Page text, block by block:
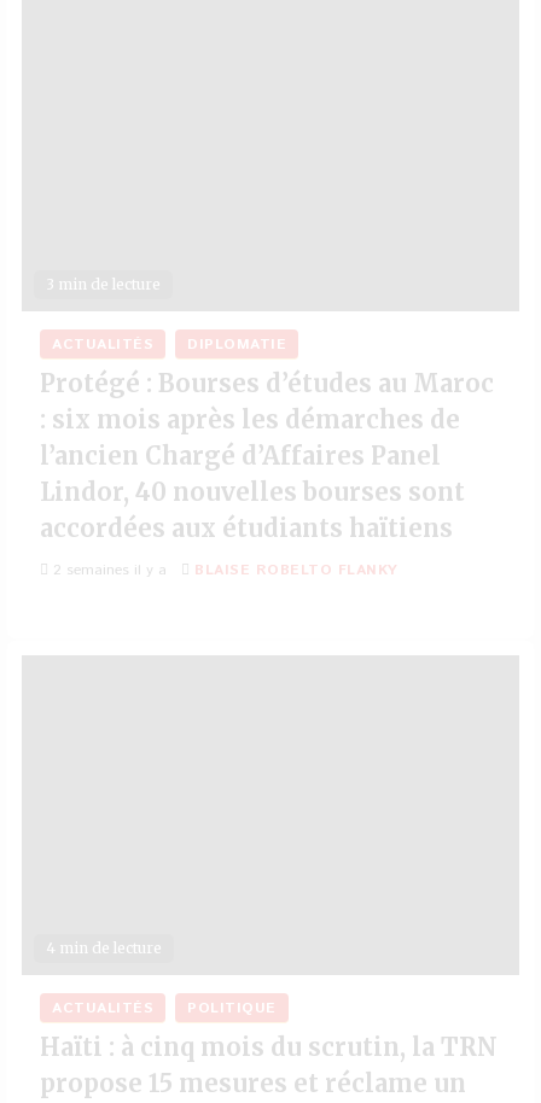
3 min de lecture
ACTUALITÉS DIPLOMATIE
Protégé : Bourses d’études au Maroc
: six mois après les démarches de
l’ancien Chargé d’Affaires Panel
Lindor, 40 nouvelles bourses sont
accordées aux étudiants haïtiens
2 semaines il y a BLAISE ROBELTO FLANKY
4 min de lecture
ACTUALITÉS POLITIQUE
Haïti : à cinq mois du scrutin, la TRN
propose 15 mesures et réclame un